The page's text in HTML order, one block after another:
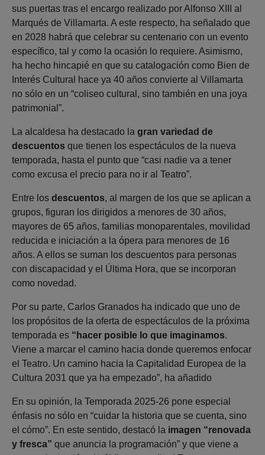
sus puertas tras el encargo realizado por Alfonso XIII al
Marqués de Villamarta. A este respecto, ha señalado que
en 2028 habrá que celebrar su centenario con un evento
específico, tal y como la ocasión lo requiere. Asimismo,
ha hecho hincapié en que su catalogación como Bien de
Interés Cultural hace ya 40 años convierte al Villamarta
no sólo en un “coliseo cultural, sino también en una joya
patrimonial”.
La alcaldesa ha destacado la gran variedad de
descuentos que tienen los espectáculos de la nueva
temporada, hasta el punto que “casi nadie va a tener
como excusa el precio para no ir al Teatro”.
Entre los descuentos, al margen de los que se aplican a
grupos, figuran los dirigidos a menores de 30 años,
mayores de 65 años, familias monoparentales, movilidad
reducida e iniciación a la ópera para menores de 16
años. A ellos se suman los descuentos para personas
con discapacidad y el Última Hora, que se incorporan
como novedad.
Por su parte, Carlos Granados ha indicado que uno de
los propósitos de la oferta de espectáculos de la próxima
temporada es “hacer posible lo que imaginamos.
Viene a marcar el camino hacia donde queremos enfocar
el Teatro. Un camino hacia la Capitalidad Europea de la
Cultura 2031 que ya ha empezado”, ha añadido
En su opinión, la Temporada 2025-26 pone especial
énfasis no sólo en “cuidar la historia que se cuenta, sino
el cómo”. En este sentido, destacó la imagen “renovada
y fresca” que anuncia la programación” y que viene a